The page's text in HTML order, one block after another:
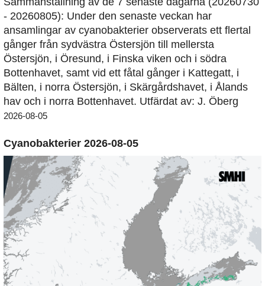
- 20260805): Under den senaste veckan har
ansamlingar av cyanobakterier observerats ett flertal
gånger från sydvästra Östersjön till mellersta
Östersjön, i Öresund, i Finska viken och i södra
Bottenhavet, samt vid ett fåtal gånger i Kattegatt, i
Bälten, i norra Östersjön, i Skärgårdshavet, i Ålands
hav och i norra Bottenhavet. Utfärdat av: J. Öberg
2026-08-05
Cyanobakterier 2026-08-05